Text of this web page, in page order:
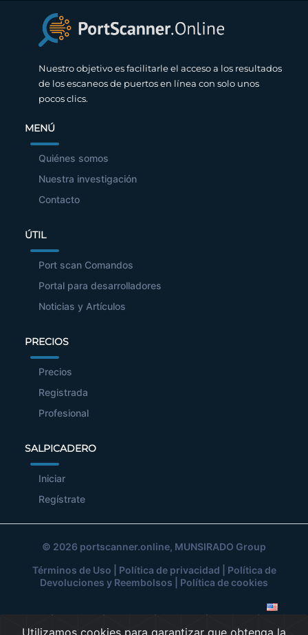
Nuestro objetivo es facilitarle el acceso a los resultados
de los escaneos de puertos en línea con solo unos
pocos clics.
MENÚ
Quiénes somos
Nuestra investigación
Contacto
ÚTIL
Port scan Comandos
Portal para desarrolladores
Noticias y Artículos
PRECIOS
Precios
Registrada
Profesional
SALPICADERO
Iniciar
Regístrate
© 2026 portscanner.online, MUNSIRADO Group
Términos de Uso
Política de privacidad
Política de
Devoluciones y Reembolsos
Política de cookies
Utilizamos cookies para garantizar que obtenga la